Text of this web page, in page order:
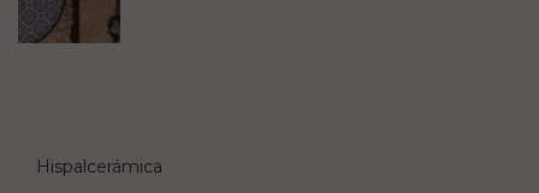
Hispalcerámica